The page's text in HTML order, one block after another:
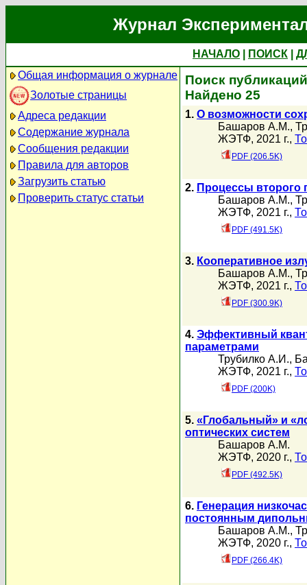
Журнал
НАЧАЛО ПОИСК
Общая информация о журнале
Золотые страницы
Адреса редакции
Содержание журнала
Сообщения редакции
Правила для авторов
Загрузить статью
Проверить статус статьи
Поиск
Найдено 25
1. О возможности
Башаров А.М.,
ЖЭТФ, 2021 г.,
PDF (206.5K)
2. Процессы второго
Башаров А.М.,
ЖЭТФ, 2021 г.,
PDF (491.5K)
3. Кооперативное
Башаров А.М.,
ЖЭТФ, 2021 г.,
PDF (300.9K)
4. Эффективный
параметрами
Трубилко А.И.,
ЖЭТФ, 2021 г.,
PDF (200K)
5. «Глобальный» и
оптических систем
Башаров А.М.
ЖЭТФ, 2020 г.,
PDF (492.5K)
6. Генерация
постоянным
Башаров А.М.,
ЖЭТФ, 2020 г.,
PDF (266.4K)